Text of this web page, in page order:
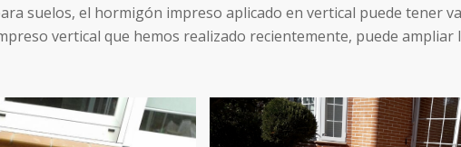
suelos, el hormigón impreso aplicado en vertical puede tener
vertical que hemos realizado recientemente, puede ampliar